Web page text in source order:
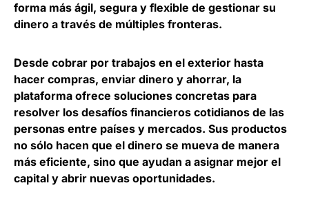
forma más ágil, segura y flexible de gestionar su
dinero a través de múltiples fronteras.
Desde cobrar por trabajos en el exterior hasta
hacer compras, enviar dinero y ahorrar, la
plataforma ofrece soluciones concretas para
resolver los desafíos financieros cotidianos de las
personas entre países y mercados. Sus productos
no sólo hacen que el dinero se mueva de manera
más eficiente, sino que ayudan a asignar mejor el
capital y abrir nuevas oportunidades.